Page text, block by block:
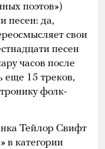
поэтов»)
песен: да,
свои
песен
часов после
еще 15 треков,
фолк-
Тейлор Свифт
в категории